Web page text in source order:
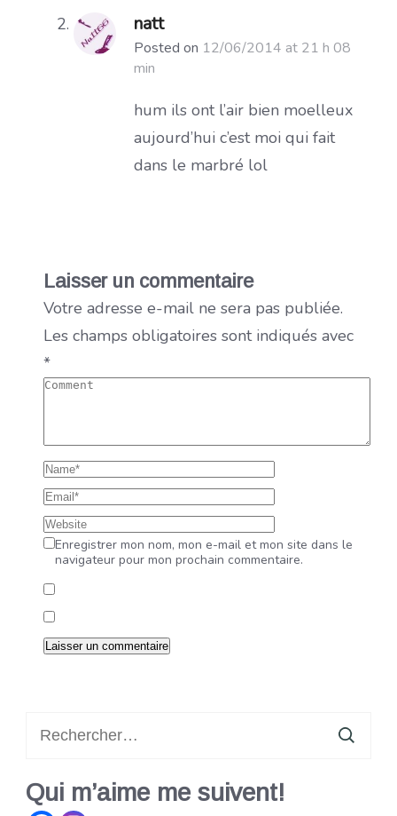
natt
Posted on 12/06/2014 at 21 h 08
min
hum ils ont l’air bien moelleux
aujourd’hui c’est moi qui fait
dans le marbré lol
Laisser un commentaire
Votre adresse e-mail ne sera pas publiée.
Les champs obligatoires sont indiqués avec
*
Enregistrer mon nom, mon e-mail et mon site dans le
navigateur pour mon prochain commentaire.
Qui m’aime me suivent!